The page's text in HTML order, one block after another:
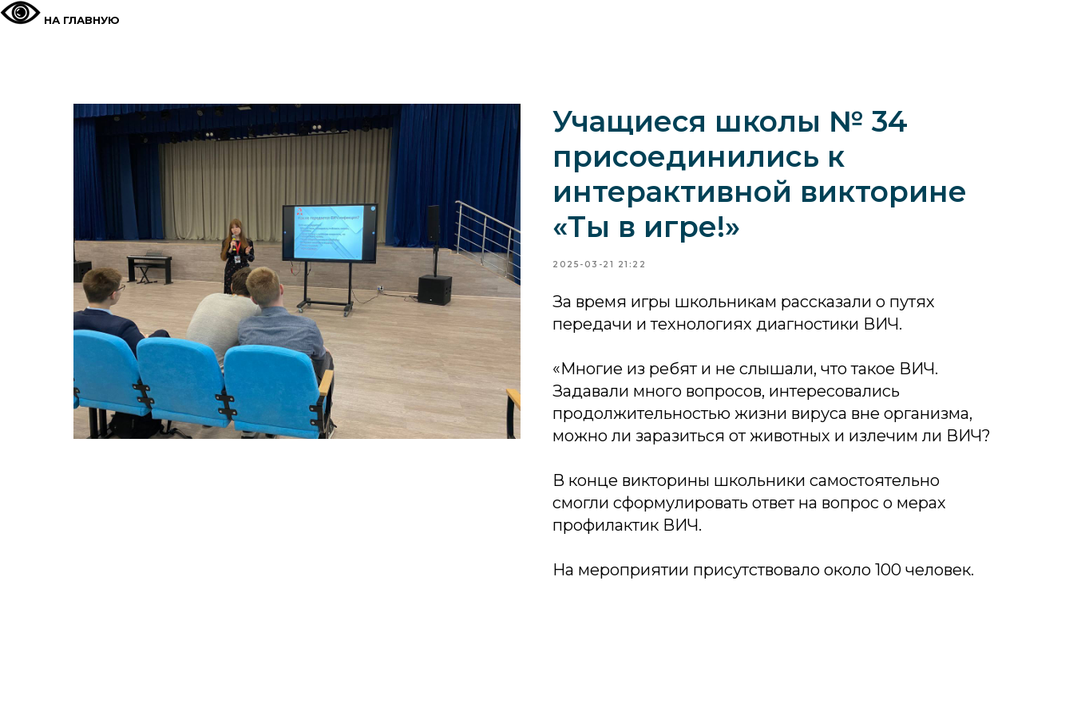
НА ГЛАВНУЮ
Учащиеся школы № 34
присоединились к
интерактивной викторине
«Ты в игре!»
2025-03-21 21:22
За время игры школьникам рассказали о путях
передачи и технологиях диагностики ВИЧ.
«Многие из ребят и не слышали, что такое ВИЧ.
Задавали много вопросов, интересовались
продолжительностью жизни вируса вне организма,
можно ли заразиться от животных и излечим ли ВИЧ?
В конце викторины школьники самостоятельно
смогли сформулировать ответ на вопрос о мерах
профилактик ВИЧ.
На мероприятии присутствовало около 100 человек.